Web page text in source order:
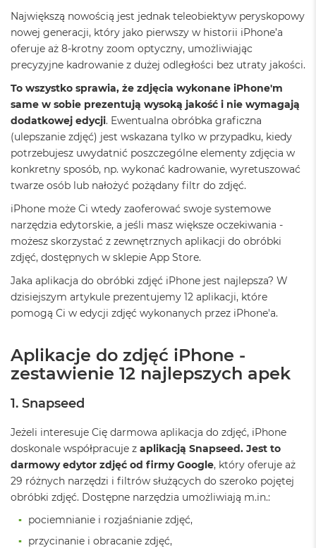
o
I
n
d
y
o
M
a
c
B
o
o
N
e
S
r
b
r
n
W
e
d
u
g
o
j
e
m
n
o
ś
c
i
Największą nowością jest jednak teleobiektyw peryskopowy
nowej generacji, który jako pierwszy w historii iPhone’a
oferuje aż 8-krotny zoom optyczny, umożliwiając
precyzyjne kadrowanie z dużej odległości bez utraty jakości.
To wszystko sprawia, że zdjęcia wykonane iPhone'm
same w sobie prezentują wysoką jakość i nie wymagają
dodatkowej edycji. Ewentualna obróbka graficzna
(ulepszanie zdjęć) jest wskazana tylko w przypadku, kiedy
potrzebujesz uwydatnić poszczególne elementy zdjęcia w
konkretny sposób, np. wykonać kadrowanie, wyretuszować
twarze osób lub nałożyć pożądany filtr do zdjęć.
iPhone może Ci wtedy zaoferować swoje systemowe
narzędzia edytorskie, a jeśli masz większe oczekiwania -
możesz skorzystać z zewnętrznych aplikacji do obróbki
zdjęć, dostępnych w sklepie App Store.
Jaka aplikacja do obróbki zdjęć iPhone jest najlepsza? W
dzisiejszym artykule prezentujemy 12 aplikacji, które
pomogą Ci w edycji zdjęć wykonanych przez iPhone'a.
Aplikacje do zdjęć iPhone -
zestawienie 12 najlepszych apek
1. Snapseed
Jeżeli interesuje Cię darmowa aplikacja do zdjęć, iPhone
doskonale współpracuje z aplikacją Snapseed. Jest to
darmowy edytor zdjęć od firmy Google, który oferuje aż
29 różnych narzędzi i filtrów służących do szeroko pojętej
obróbki zdjęć. Dostępne narzędzia umożliwiają m.in.:
pociemnianie i rozjaśnianie zdjęć,
przycinanie i obracanie zdjęć,